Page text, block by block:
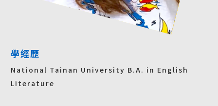
學經歷
National Tainan University B.A. in English
Literature